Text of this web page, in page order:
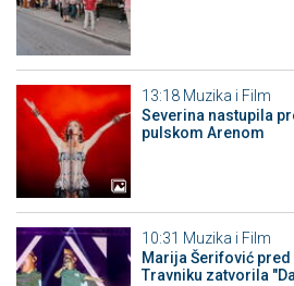
13:18 Muzika i Film
Severina nastupila
pulskom Arenom
10:31 Muzika i Film
Marija Šerifović
Travniku zatvorila